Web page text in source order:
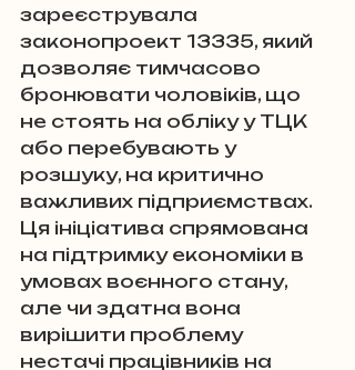
зареєструвала
законопроект 13335, який
дозволяє тимчасово
бронювати чоловіків, що
не стоять на обліку у ТЦК
або перебувають у
розшуку, на критично
важливих підприємствах.
Ця ініціатива спрямована
на підтримку економіки в
умовах воєнного стану,
але чи здатна вона
вирішити проблему
нестачі працівників на